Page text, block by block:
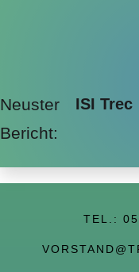
Neuster
Bericht:
ISI Trec
TEL.: